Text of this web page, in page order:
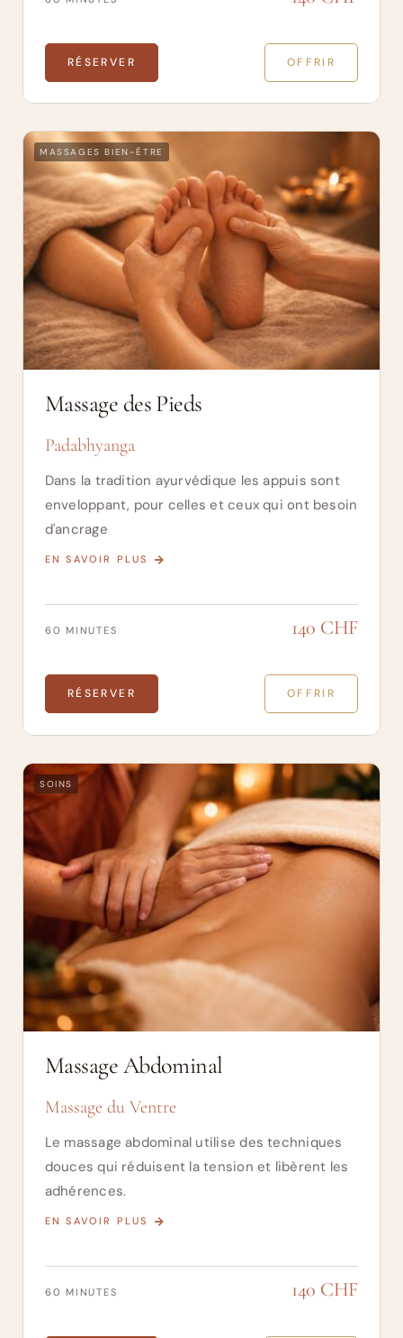
RÉSERVER OFFRIR
MASSAGES BIEN-ÊTRE
Massage des Pieds
Padabhyanga
Dans la tradition ayurvédique les appuis sont
enveloppant, pour celles et ceux qui ont besoin
d'ancrage
EN SAVOIR PLUS
60 MINUTES 140 CHF
RÉSERVER OFFRIR
SOINS
Massage Abdominal
Massage du Ventre
Le massage abdominal utilise des techniques
douces qui réduisent la tension et libèrent les
adhérences.
EN SAVOIR PLUS
60 MINUTES 140 CHF